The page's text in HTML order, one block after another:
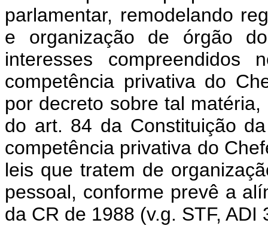
parlamentar, remodelando
e organização de órgão
interesses
competência privativa do
por decreto sobre tal matéria,
do art. 84 da Constituição
competência privativa do
leis que tratem de
pessoal, conforme prevê a
da CR de 1988 (v.g. STF, ADI